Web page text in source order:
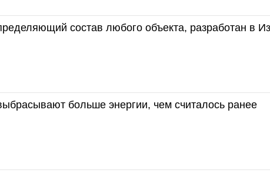
состав любого объекта, разработан в
больше энергии, чем считалось ранее